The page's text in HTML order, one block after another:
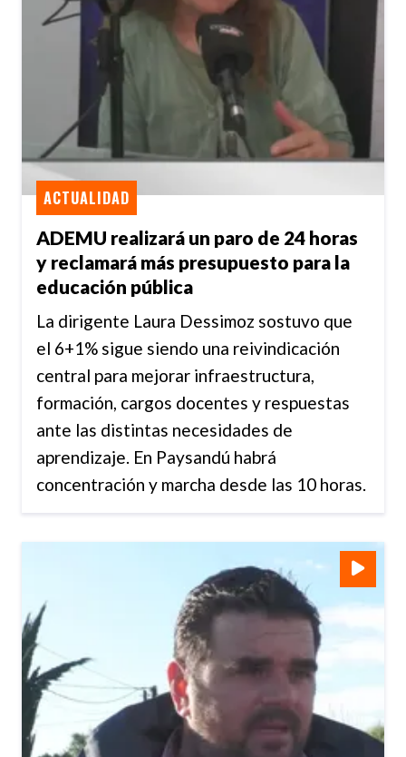
ADEMU realizará un paro de 24 horas
y reclamará más presupuesto para la
educación pública
ACTUALIDAD
La dirigente Laura Dessimoz sostuvo que
el 6+1% sigue siendo una reivindicación
central para mejorar infraestructura,
formación, cargos docentes y respuestas
ante las distintas necesidades de
aprendizaje. En Paysandú habrá
concentración y marcha desde las 10 horas.